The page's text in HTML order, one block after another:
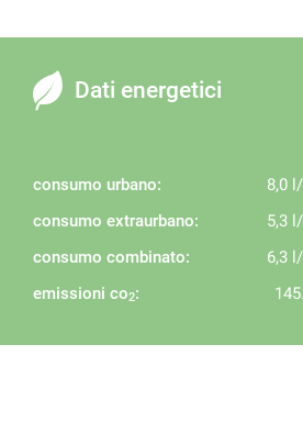
Dati energetici
consumo urbano:
8,0
consumo extraurbano:
5,3
consumo combinato:
6,3
emissioni co2: